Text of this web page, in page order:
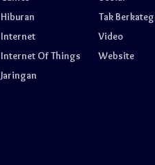
Hiburan
Internet
Internet Of Things
Jaringan
Tak
Video
Website